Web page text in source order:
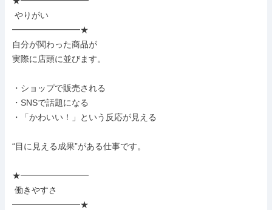
━━━━━━━━★
自分が関わった商品が
実際に店頭に並びます。
・ショップで販売される
・SNSで話題になる
・「かわいい！」という反応が見える
“目に見える成果”がある仕事です。
★━━━━━━━━
━━━━━━━━★